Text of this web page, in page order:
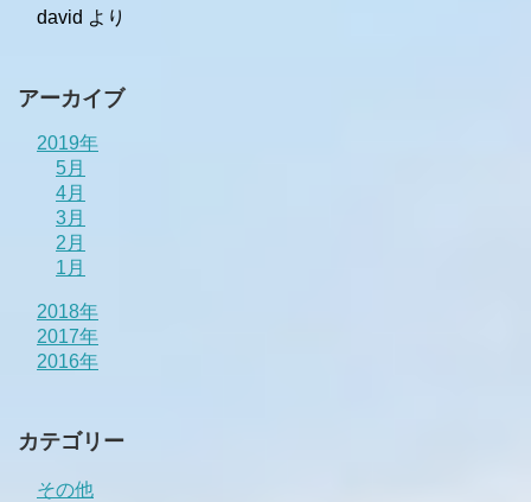
david より
アーカイブ
2019年
5月
4月
3月
2月
1月
2018年
2017年
2016年
カテゴリー
その他